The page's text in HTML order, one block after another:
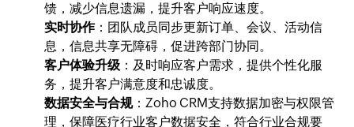
馈，减少信息遗漏，提升客户响应速度。
实时协作：团队成员同步更新订单、会议、活动信
息，信息共享无障碍，促进跨部门协同。
客户体验升级 ：及时响应客户需求，提供个性化服
务，提升客户满意度和忠诚度。
数据安全与合规：Zoho CRM支持数据加密与权限管
理，保障医疗行业客户数据安全，符合行业合规要